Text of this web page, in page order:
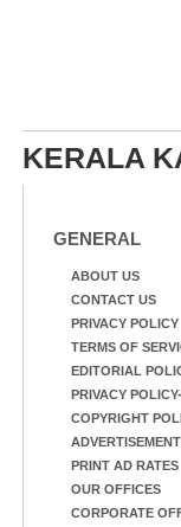
KERALA
GENERAL
ABOUT US
CONTACT US
PRIVACY POLICY
TERMS OF
EDITORIAL
PRIVACY
COPYRIGHT
PRINT AD RATES
OUR OFFICES
CORPORATE